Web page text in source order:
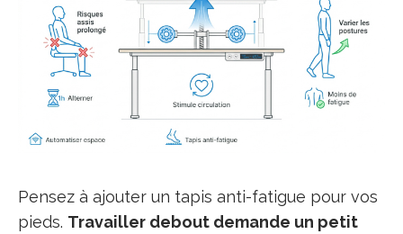
Pensez à ajouter un tapis anti-fatigue pour vos
pieds. Travailler debout demande un petit